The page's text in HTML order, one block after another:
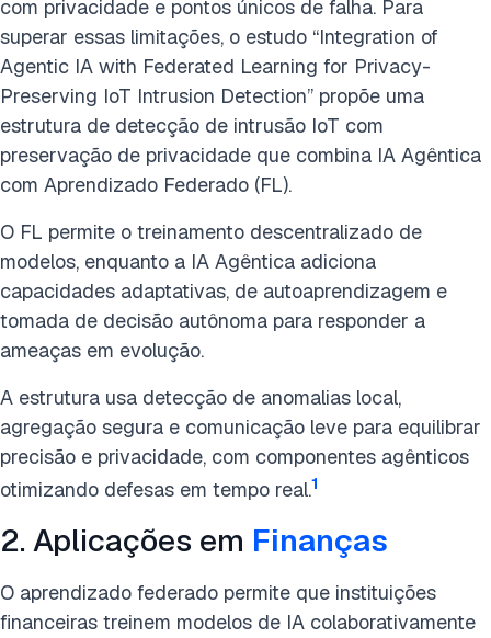
com privacidade e pontos únicos de falha. Para
superar essas limitações, o estudo “Integration of
Agentic IA with Federated Learning for Privacy-
Preserving IoT Intrusion Detection” propõe uma
estrutura de detecção de intrusão IoT com
preservação de privacidade que combina IA Agêntica
com Aprendizado Federado (FL).
O FL permite o treinamento descentralizado de
modelos, enquanto a IA Agêntica adiciona
capacidades adaptativas, de autoaprendizagem e
tomada de decisão autônoma para responder a
ameaças em evolução.
A estrutura usa detecção de anomalias local,
agregação segura e comunicação leve para equilibrar
precisão e privacidade, com componentes agênticos
otimizando defesas em tempo real.1
2. Aplicações em Finanças
O aprendizado federado permite que instituições
financeiras treinem modelos de IA colaborativamente